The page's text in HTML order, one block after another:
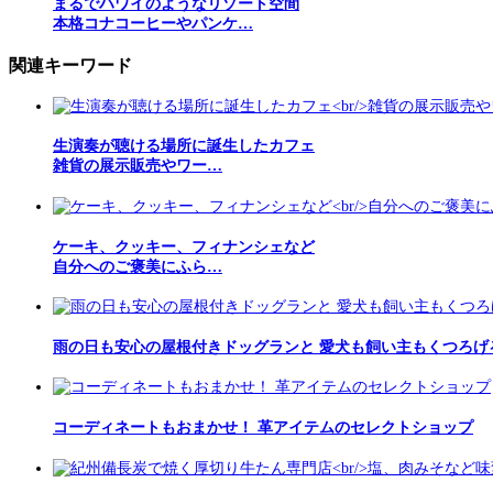
まるでハワイのようなリゾート空間
本格コナコーヒーやパンケ…
関連キーワード
生演奏が聴ける場所に誕生したカフェ
雑貨の展示販売やワー…
ケーキ、クッキー、フィナンシェなど
自分へのご褒美にふら…
雨の日も安心の屋根付きドッグランと 愛犬も飼い主もくつろ
コーディネートもおまかせ！ 革アイテムのセレクトショップ